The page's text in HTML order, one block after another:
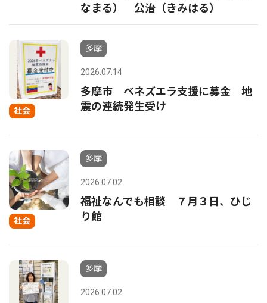
なまる） 公治（きみはる）
社会
多摩
2026.07.14
多摩市 ベネズエラ支援に募金 地
震の連続発生受け
社会
多摩
2026.07.02
福祉なんでも相談 ７月３日、ひじ
り館
多摩
2026.07.02